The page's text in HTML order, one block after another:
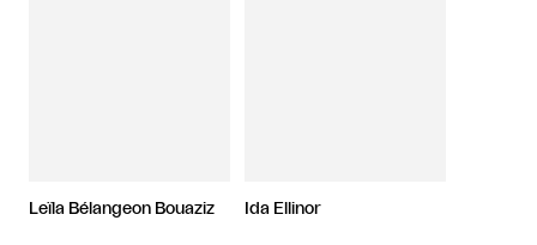
Leïla Bélangeon Bouaziz Ida Ellinor